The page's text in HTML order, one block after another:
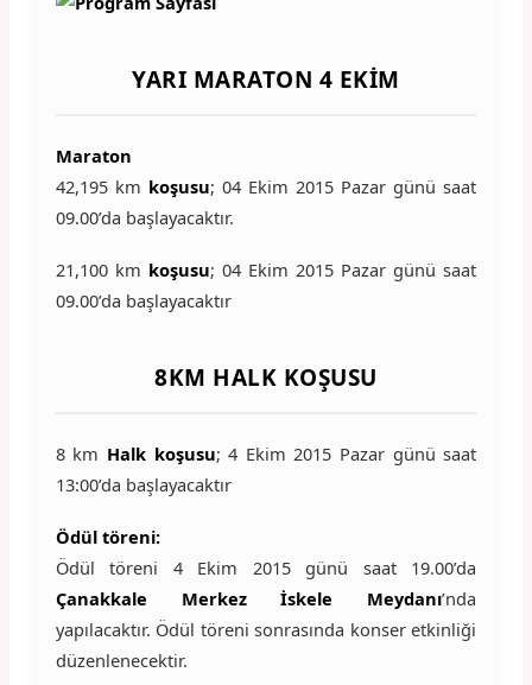
YARI MARATON 4 EKIM
Maraton
42,195 km koşusu; 04 Ekim 2015 Pazar günü saat
09.00’da başlayacaktır.
21,100 km koşusu; 04 Ekim 2015 Pazar günü saat
09.00’da başlayacaktır
8KM HALK KOŞUSU
8 km Halk koşusu; 4 Ekim 2015 Pazar günü saat
13:00’da başlayacaktır
Ödül töreni:
Ödül töreni 4 Ekim 2015 günü saat 19.00’da
Çanakkale Merkez İskele Meydanı’nda
yapılacaktır. Ödül töreni sonrasında konser etkinliği
düzenlenecektir.